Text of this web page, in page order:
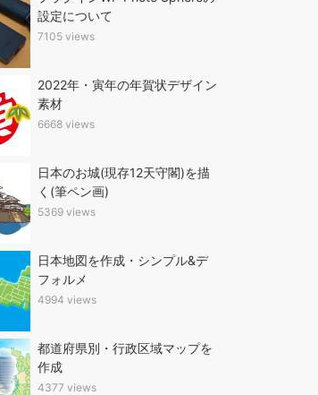
設定について
7105 views
2022年・寅年の年賀状デザイン
素材
6668 views
日本のお城(現存12天守閣)を描
く(筆ペン画)
5369 views
日本地図を作成・シンプル&デ
フォルメ
4994 views
都道府県別・行政区域マップを
作成
4377 views